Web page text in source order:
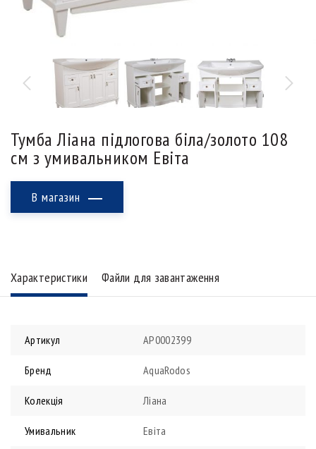
Тумба Ліана підлогова біла/золото 108
см з умивальником Евіта
В магазин
Характеристики Файли для завантаження
Артикул АР0002399
Бренд AquaRodos
Колекція Ліана
Умивальник Евіта